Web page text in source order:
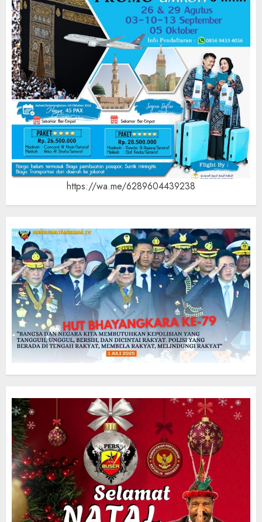
https://wa.me/6289604439238